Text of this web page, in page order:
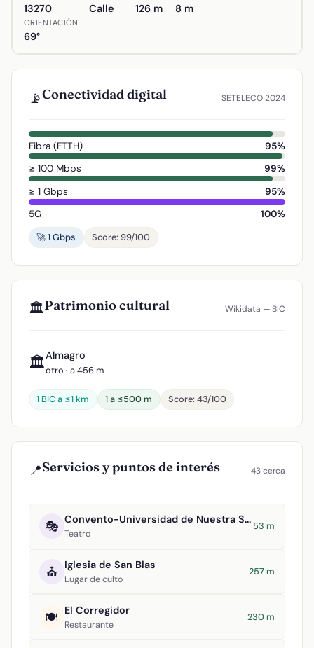
13270 Calle 126 m 8 m
ORIENTACIÓN
69°
📡Conectividad digital SETELECO 2024
Fibra (FTTH)
95%
≥ 100 Mbps
99%
≥ 1 Gbps
95%
5G
100%
🚀 1 Gbps
Score: 99/100
🏛️Patrimonio cultural Wikidata — BIC
🏛️Almagro
otro · a 456 m
1 BIC a ≤1 km 1 a ≤500 m Score: 43/100
📍Servicios y puntos de interés 43 cerca
🎭 Convento-Universidad de Nuestra Señora del Rosario
Teatro
53 m
⛪ Iglesia de San Blas
Lugar de culto
257 m
🍽️ El Corregidor
Restaurante
230 m